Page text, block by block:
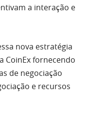
a interação e
nova estratégia
CoinEx fornecendo
de negociação
e recursos